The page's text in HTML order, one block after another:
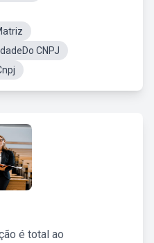
CNPJ
é total ao